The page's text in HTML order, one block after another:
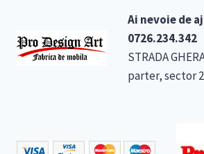
Ai nevoie de
0726.234.342
STRADA
parter, sector